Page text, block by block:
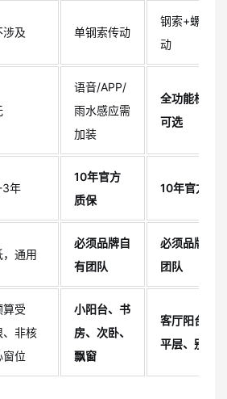
涉及 单钢索传动
钢索+螺杆双
动
语音/APP/
雨水感应需
加装
全功能标配或
可选
3年
10年官方
质保
10年官方质
，通用
必须品牌自
有团队
必须品牌自有
团队
算受
、非核
窗位
小阳台、书
房、次卧、
飘窗
客厅阳台、大
平层、别墅